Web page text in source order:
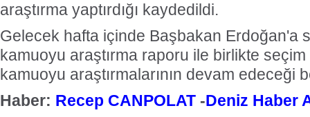
araştırma yaptırdığı kaydedildi.
Gelecek hafta içinde Başbakan Erdoğan'a
kamuoyu araştırma raporu ile birlikte
kamuoyu araştırmalarının devam edeceği
Haber: Recep CANPOLAT -Deniz Haber